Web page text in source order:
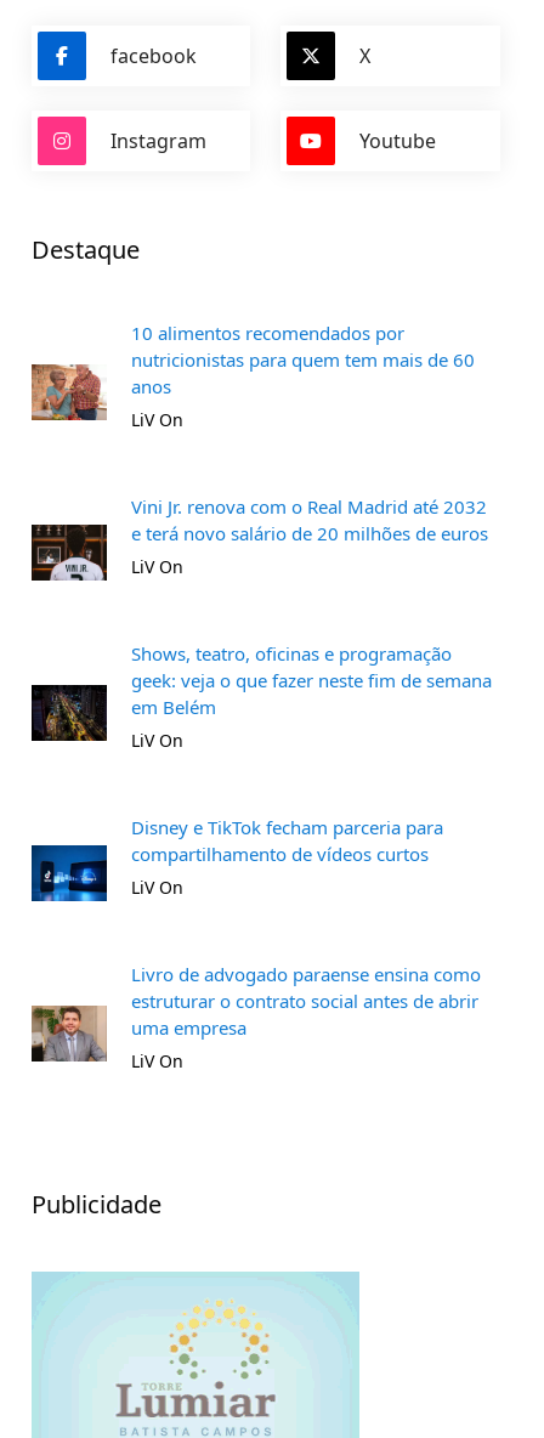
facebook X
Instagram Youtube
Destaque
10 alimentos recomendados por
nutricionistas para quem tem mais de 60
anos
LiV On
Vini Jr. renova com o Real Madrid até 2032
e terá novo salário de 20 milhões de euros
LiV On
Shows, teatro, oficinas e programação
geek: veja o que fazer neste fim de semana
em Belém
LiV On
Disney e TikTok fecham parceria para
compartilhamento de vídeos curtos
LiV On
Livro de advogado paraense ensina como
estruturar o contrato social antes de abrir
uma empresa
LiV On
Publicidade